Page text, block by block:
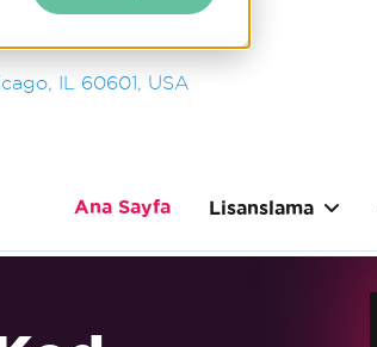
IL 60601, USA
Ana Sayfa Lisanslama